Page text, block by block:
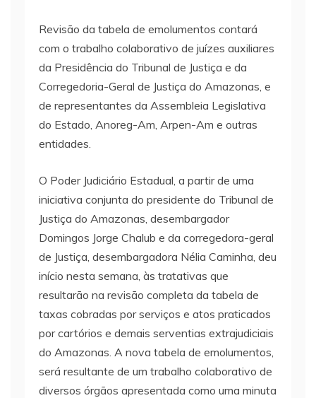
Revisão da tabela de emolumentos contará
com o trabalho colaborativo de juízes auxiliares
da Presidência do Tribunal de Justiça e da
Corregedoria-Geral de Justiça do Amazonas, e
de representantes da Assembleia Legislativa
do Estado, Anoreg-Am, Arpen-Am e outras
entidades.
O Poder Judiciário Estadual, a partir de uma
iniciativa conjunta do presidente do Tribunal de
Justiça do Amazonas, desembargador
Domingos Jorge Chalub e da corregedora-geral
de Justiça, desembargadora Nélia Caminha, deu
início nesta semana, às tratativas que
resultarão na revisão completa da tabela de
taxas cobradas por serviços e atos praticados
por cartórios e demais serventias extrajudiciais
do Amazonas. A nova tabela de emolumentos,
será resultante de um trabalho colaborativo de
diversos órgãos apresentada como uma minuta